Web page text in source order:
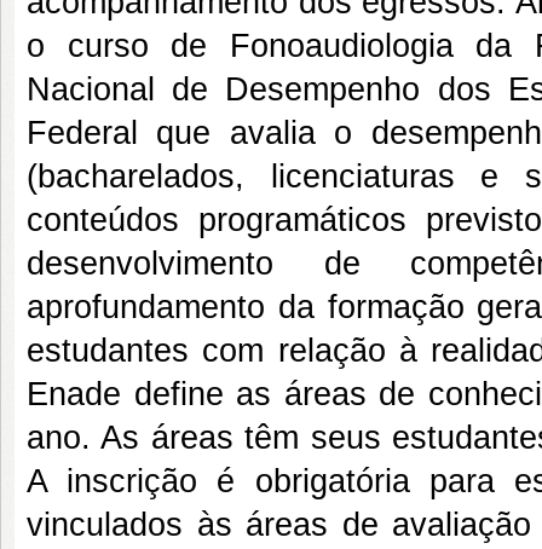
o curso de Fonoaudiologia da
Nacional de Desempenho dos
Federal que avalia o
(bacharelados, licenciaturas e
conteúdos programáticos
desenvolvimento de
aprofundamento da formação
estudantes com relação à
Enade define as áreas de
ano. As áreas têm seus
A inscrição é obrigatória para
vinculados às áreas de